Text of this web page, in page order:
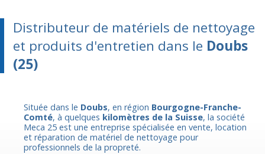
Distributeur de matériels de nettoyage
et produits d'entretien dans le Doubs
(25)
Située dans le Doubs, en région Bourgogne-Franche-
Comté, à quelques kilomètres de la Suisse, la société
Meca 25 est une entreprise spécialisée en vente, location
et réparation de matériel de nettoyage pour
professionnels de la propreté.